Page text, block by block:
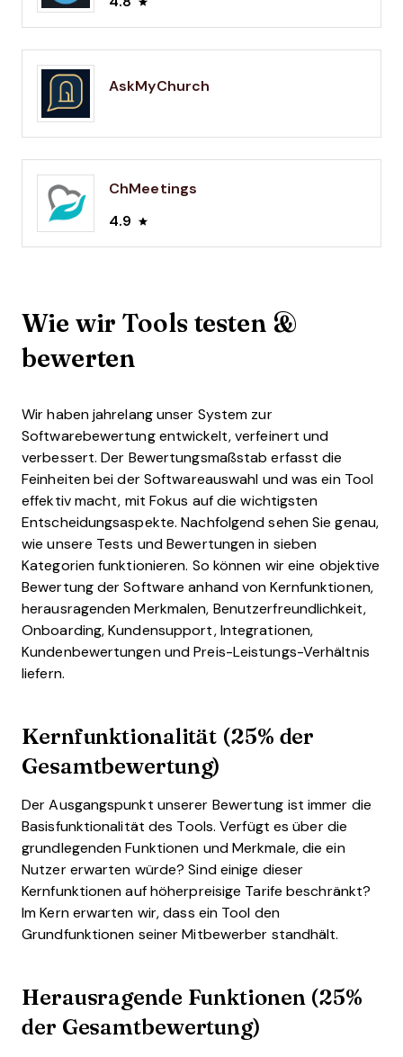
AskMyChurch
ChMeetings
4.9
Wie wir Tools testen &
bewerten
Wir haben jahrelang unser System zur
Softwarebewertung entwickelt, verfeinert und
verbessert. Der Bewertungsmaßstab erfasst die
Feinheiten bei der Softwareauswahl und was ein Tool
effektiv macht, mit Fokus auf die wichtigsten
Entscheidungsaspekte. Nachfolgend sehen Sie genau,
wie unsere Tests und Bewertungen in sieben
Kategorien funktionieren. So können wir eine objektive
Bewertung der Software anhand von Kernfunktionen,
herausragenden Merkmalen, Benutzerfreundlichkeit,
Onboarding, Kundensupport, Integrationen,
Kundenbewertungen und Preis-Leistungs-Verhältnis
liefern.
Kernfunktionalität (25% der
Gesamtbewertung)
Der Ausgangspunkt unserer Bewertung ist immer die
Basisfunktionalität des Tools. Verfügt es über die
grundlegenden Funktionen und Merkmale, die ein
Nutzer erwarten würde? Sind einige dieser
Kernfunktionen auf höherpreisige Tarife beschränkt?
Im Kern erwarten wir, dass ein Tool den
Grundfunktionen seiner Mitbewerber standhält.
Herausragende Funktionen (25%
der Gesamtbewertung)